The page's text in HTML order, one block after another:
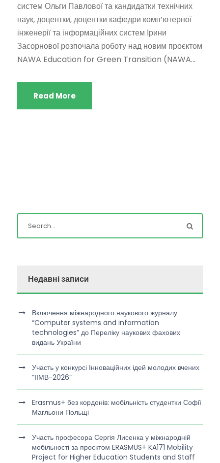
систем Ольги Павлової та кандидатки технічних
наук, доцентки, доцентки кафедри комп’ютерної
інженерії та інформаційних систем Ірини
Засорнової розпочала роботу над новим проєктом
NAWA Education for Green Transition (NAWA...
Read More
Недавні записи
Включення міжнародного наукового журналу
“Computer systems and information
technologies” до Переліку наукових фахових
видань України
Участь у конкурсі Інноваційних ідей молодих вчених
“ІІМВ-2026”
Erasmus+ без кордонів: мобільність студентки Софії
Магльони Польщі
Участь професора Сергія Лисенка у міжнародній
мобільності за проєктом ERASMUS+ KA171 Mobility
Project for Higher Education Students and Staff